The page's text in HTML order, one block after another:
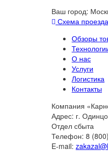
Ваш город:
Схема проезда
Обзоры
О нас
Услуги
Логистика
Контакты
Компания
Адрес: г.
Отдел сбыта
Телефон: 8
E-mail: